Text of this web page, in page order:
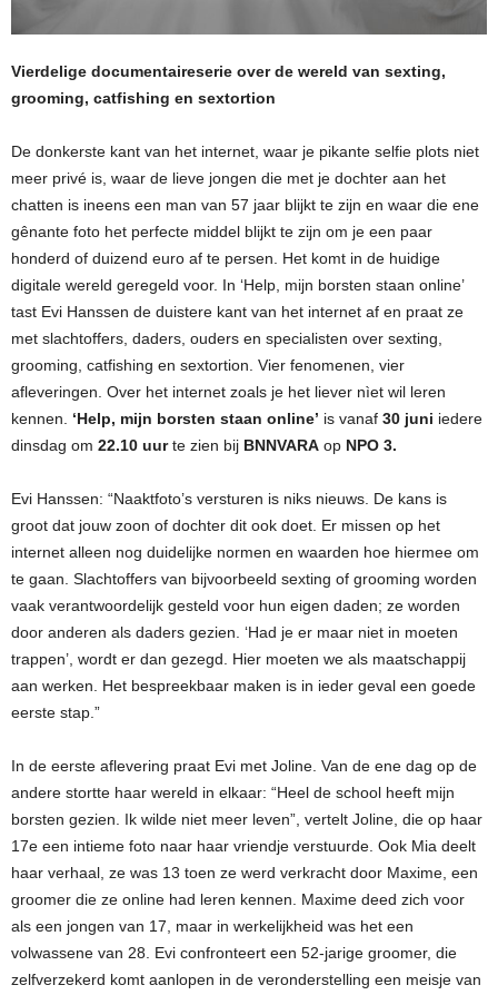
Vierdelige documentaireserie over de wereld van sexting,
grooming, catfishing en sextortion
De donkerste kant van het internet, waar je pikante selfie plots niet
meer privé is, waar de lieve jongen die met je dochter aan het
chatten is ineens een man van 57 jaar blijkt te zijn en waar die ene
gênante foto het perfecte middel blijkt te zijn om je een paar
honderd of duizend euro af te persen. Het komt in de huidige
digitale wereld geregeld voor. In ‘Help, mijn borsten staan online’
tast Evi Hanssen de duistere kant van het internet af en praat ze
met slachtoffers, daders, ouders en specialisten over sexting,
grooming, catfishing en sextortion. Vier fenomenen, vier
afleveringen. Over het internet zoals je het liever nìet wil leren
kennen. ‘Help, mijn borsten staan online’ is vanaf 30 juni iedere
dinsdag om 22.10 uurte zien bij BNNVARA op NPO 3.
Evi Hanssen: “Naaktfoto’s versturen is niks nieuws. De kans is
groot dat jouw zoon of dochter dit ook doet. Er missen op het
internet alleen nog duidelijke normen en waarden hoe hiermee om
te gaan. Slachtoffers van bijvoorbeeld sexting of grooming worden
vaak verantwoordelijk gesteld voor hun eigen daden; ze worden
door anderen als daders gezien. ‘Had je er maar niet in moeten
trappen’, wordt er dan gezegd. Hier moeten we als maatschappij
aan werken. Het bespreekbaar maken is in ieder geval een goede
eerste stap.”
In de eerste aflevering praat Evi met Joline. Van de ene dag op de
andere stortte haar wereld in elkaar: “Heel de school heeft mijn
borsten gezien. Ik wilde niet meer leven”, vertelt Joline, die op haar
17e een intieme foto naar haar vriendje verstuurde. Ook Mia deelt
haar verhaal, ze was 13 toen ze werd verkracht door Maxime, een
groomer die ze online had leren kennen. Maxime deed zich voor
als een jongen van 17, maar in werkelijkheid was het een
volwassene van 28. Evi confronteert een 52-jarige groomer, die
zelfverzekerd komt aanlopen in de veronderstelling een meisje van